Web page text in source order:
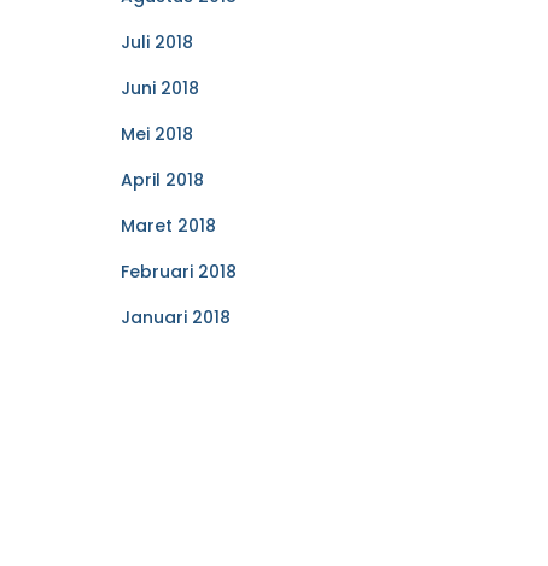
Juli 2018
Juni 2018
Mei 2018
April 2018
Maret 2018
Februari 2018
Januari 2018